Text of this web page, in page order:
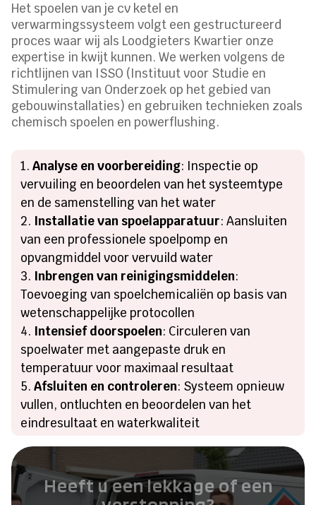
Het spoelen van je cv ketel en
verwarmingssysteem volgt een gestructureerd
proces waar wij als Loodgieters Kwartier onze
expertise in kwijt kunnen. We werken volgens de
richtlijnen van ISSO (Instituut voor Studie en
Stimulering van Onderzoek op het gebied van
gebouwinstallaties) en gebruiken technieken zoals
chemisch spoelen en powerflushing.
Analyse en voorbereiding: Inspectie op
vervuiling en beoordelen van het systeemtype
en de samenstelling van het water
Installatie van spoelapparatuur: Aansluiten
van een professionele spoelpomp en
opvangmiddel voor vervuild water
Inbrengen van reinigingsmiddelen:
Toevoeging van spoelchemicaliën op basis van
wetenschappelijke protocollen
Intensief doorspoelen: Circuleren van
spoelwater met aangepaste druk en
temperatuur voor maximaal resultaat
Afsluiten en controleren: Systeem opnieuw
vullen, ontluchten en beoordelen van het
eindresultaat en waterkwaliteit
Heeft u een lekkage of een